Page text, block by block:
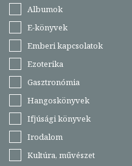
Albumok
E-könyvek
Emberi kapcsolatok
Ezoterika
Gasztronómia
Hangoskönyvek
Ifjúsági könyvek
Irodalom
Kultúra, művészet